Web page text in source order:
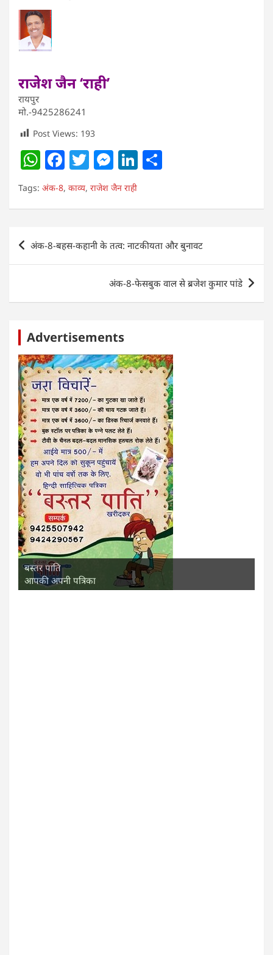
राजेश जैन ‘राही’
रायपुर
मो.-9425286241
Post Views: 193
W
h
at
s
A
p
F
a
c
e
b
o
k
T
w
itt
er
M
e
ss
e
n
g
er
Li
e
dI
n
e
Tags: अंक-8, काव्य, राजेश जैन राही
Post
navigation
अंक-8-बहस-कहानी के तत्व: नाटकीयता और बुनावट
अंक-8-फेसबुक वाल से ब्रजेश कुमार पांडे
Advertisements
बस्तर पाति
आपकी अपनी पत्रिका